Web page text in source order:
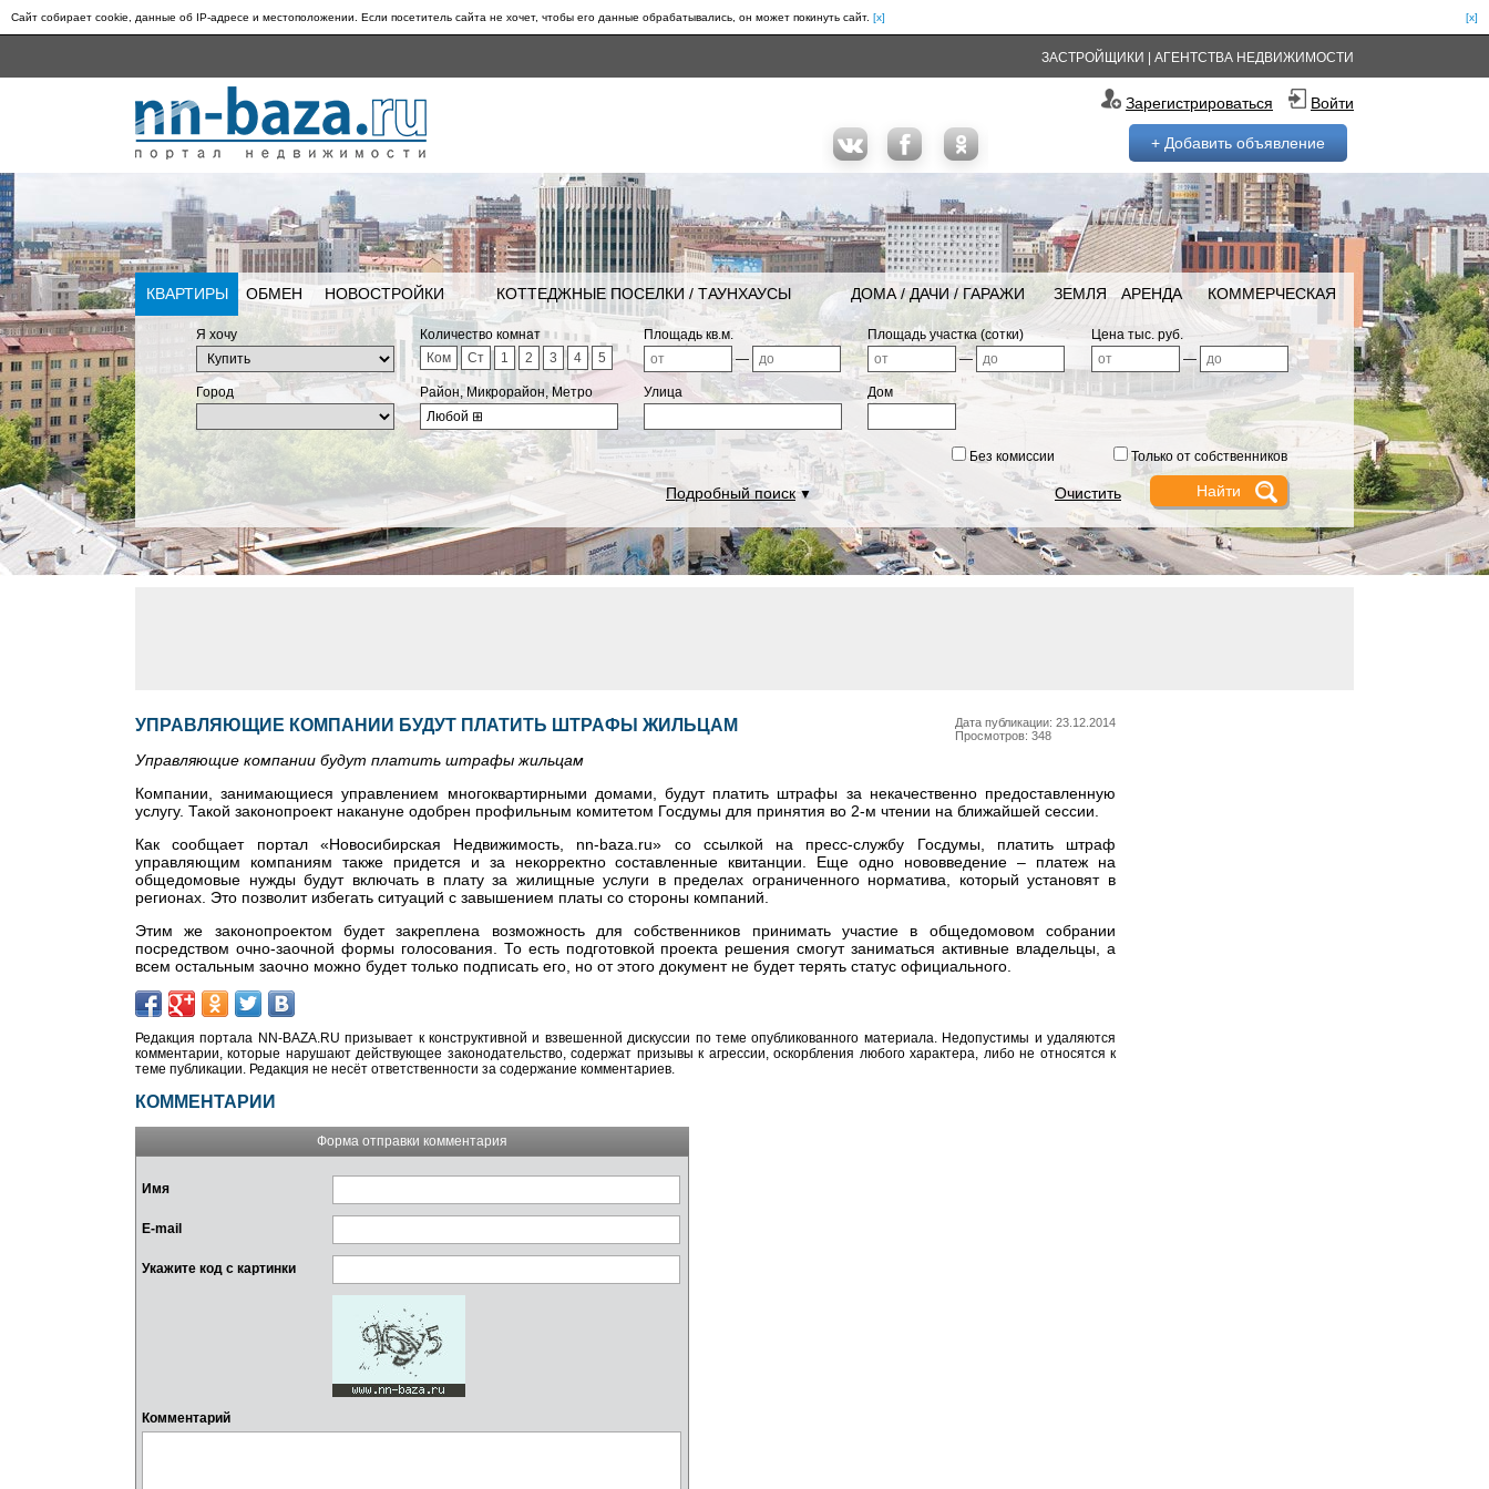
Сайт собирает cookie, данные об IP-адресе и местоположении. Если посетитель сайта не хочет, чтобы его данные обрабатывались, он может покинуть сайт. [x]
[x]
ЗАСТРОЙЩИКИ АГЕНТСТВА НЕДВИЖИМОСТИ
Зарегистрироваться Войти
+ Добавить объявление
КВАРТИРЫ ОБМЕН НОВОСТРОЙКИ КОТТЕДЖНЫЕ ПОСЕЛКИ / ТАУНХАУСЫ ДОМА / ДАЧИ / ГАРАЖИ ЗЕМЛЯ АРЕНДА КОММЕРЧЕСКАЯ
Я хочу
Количество комнат
Ком
Ст 1 2 3 4 5
Площадь кв.м.
—
Площадь участка (сотки)
—
Цена тыс. руб.
—
Город
Район, Микрорайон, Метро
Любой ⊞
Улица Дом
Без комиссии Только от собственников
Подробный поиск▼ Очистить
Дата публикации: 23.12.2014
Просмотров: 348
УПРАВЛЯЮЩИЕ КОМПАНИИ БУДУТ ПЛАТИТЬ ШТРАФЫ ЖИЛЬЦАМ
Управляющие компании будут платить штрафы жильцам
Компании, занимающиеся управлением многоквартирными домами, будут платить штрафы за некачественно предоставленную
услугу. Такой законопроект накануне одобрен профильным комитетом Госдумы для принятия во 2-м чтении на ближайшей сессии.
Как сообщает портал «Новосибирская Недвижимость, nn-baza.ru» со ссылкой на пресс-службу Госдумы, платить штраф
управляющим компаниям также придется и за некорректно составленные квитанции. Еще одно нововведение – платеж на
общедомовые нужды будут включать в плату за жилищные услуги в пределах ограниченного норматива, который установят в
регионах. Это позволит избегать ситуаций с завышением платы со стороны компаний.
Этим же законопроектом будет закреплена возможность для собственников принимать участие в общедомовом собрании
посредством очно-заочной формы голосования. То есть подготовкой проекта решения смогут заниматься активные владельцы, а
всем остальным заочно можно будет только подписать его, но от этого документ не будет терять статус официального.
Редакция портала NN-BAZA.RU призывает к конструктивной и взвешенной дискуссии по теме опубликованного материала. Недопустимы и удаляются
комментарии, которые нарушают действующее законодательство, содержат призывы к агрессии, оскорбления любого характера, либо не относятся к
теме публикации. Редакция не несёт ответственности за содержание комментариев.
КОММЕНТАРИИ
Форма отправки комментария
Имя
E-mail
Укажите код с картинки
Комментарий